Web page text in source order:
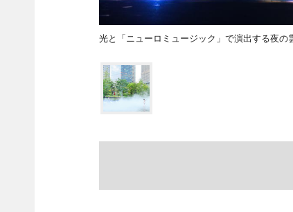
光と「ニューロミュージック」で演出する夜の